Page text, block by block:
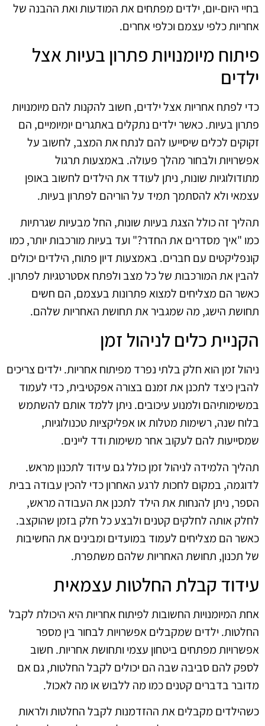
בחיי היום-יום, ילדים מפתחים את המודעות ואת ההבנה של
אחריות כלפי עצמם וכלפי אחרים.
פיתוח מיומנויות פתרון בעיות אצל
ילדים
כדי לפתח אחריות אצל ילדים, חשוב להקנות להם מיומנויות
פתרון בעיות. כאשר ילדים נתקלים באתגרים יומיומיים, הם
זקוקים לכלים שיסייעו להם לנתח את המצב, לחשוב על
אפשרויות ולבחור מהלך פעולה. באמצעות תרגול
מתודולוגיות שונות, ניתן לעודד את הילדים לחשוב באופן
עצמאי ולא להסתמך תמיד על הוריהם לפתרון בעיות.
תהליך זה כולל הצגת בעיות שונות, החל מבעיות שגרתיות
כמו "איך מסדרים את החדר?" ועד בעיות מורכבות יותר, כמו
קונפליקטים עם חברים. באמצעות דיון פתוח, הילדים יכולים
להבין את המורכבות של כל מצב ולפתח אסטרטגיות לפתרון.
כאשר הם מצליחים למצוא פתרונות בעצמם, הם חשים
תחושת הישג, מה שמגביר את תחושת האחריות שלהם.
הקניית כלים לניהול זמן
ניהול זמן הוא חלק בלתי נפרד מפיתוח אחריות. ילדים צריכים
להבין כיצד לתכנן את זמנם בצורה אפקטיבית, כדי לעמוד
במשימותיהם ולמנוע עיכובים. ניתן ללמד אותם להשתמש
בלוח שנה, רשימות מטלות או אפליקציות טכנולוגיות,
שמסייעות להם לעקוב אחר משימות ודד ליינים.
תהליך הלמידה לניהול זמן כולל גם עידוד לתכנון מראש.
לדוגמה, במקום לחכות לרגע האחרון כדי להכין עבודה בבית
הספר, ניתן להנחות את הילד לתכנן את העבודה מראש,
לחלק אותה לחלקים קטנים ולבצע כל חלק בזמן שהוקצב.
כאשר הם מצליחים לעמוד במועדים ומבינים את החשיבות
של תכנון, תחושת האחריות שלהם משתפרת.
עידוד קבלת החלטות עצמאית
אחת המיומנויות החשובות לפיתוח אחריות היא היכולת לקבל
החלטות. ילדים שמקבלים אפשרויות לבחור בין מספר
אפשרויות מפתחים ביטחון עצמי ותחושת אחריות. חשוב
לספק להם סביבה שבה הם יכולים לקבל החלטות, גם אם
מדובר בדברים קטנים כמו מה ללבוש או מה לאכול.
כשהילדים מקבלים את ההזדמנות לקבל החלטות ולראות